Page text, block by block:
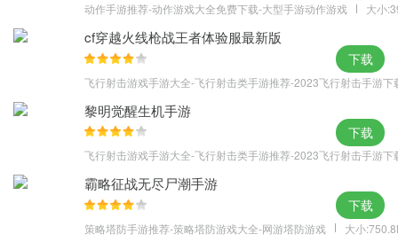
动作手游推荐-动作游戏大全免费下载-大型手游动作游戏 大小
cf穿越火线枪战王者体验服最新版
飞行射击游戏手游大全-飞行射击类手游推荐-2023飞行射击手游下
下载
黎明觉醒生机手游
飞行射击游戏手游大全-飞行射击类手游推荐-2023飞行射击手游下
下载
霸略征战无尽尸潮手游
策略塔防手游推荐-策略塔防游戏大全-网游塔防游戏 大小
下载